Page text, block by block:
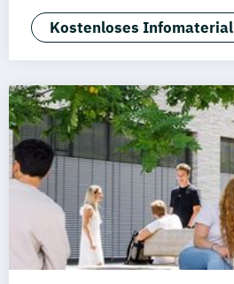
Kostenloses Infomaterial